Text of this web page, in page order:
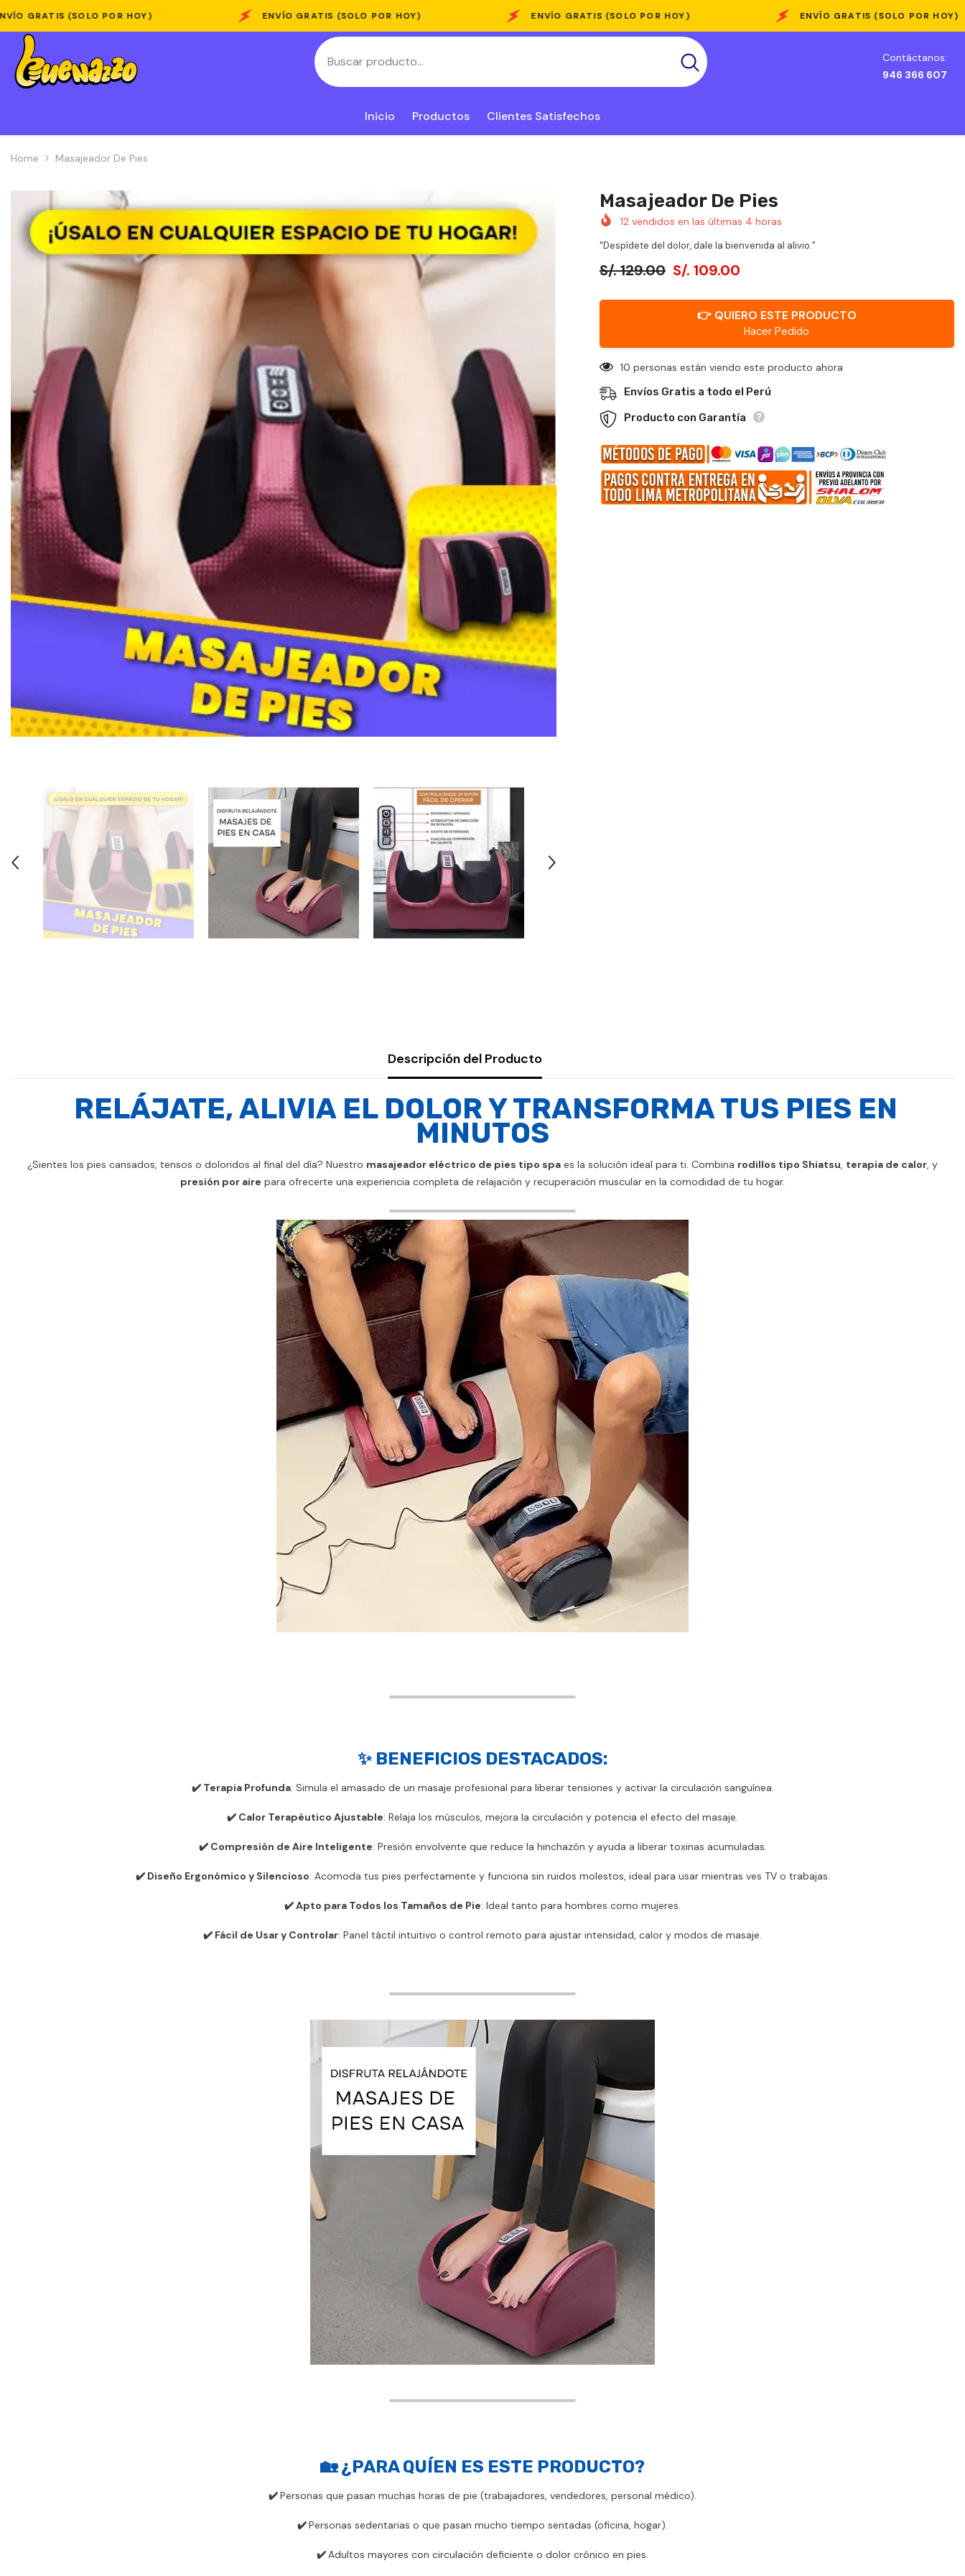
Skip To Content
POR HOY) ENVÍO GRATIS (SOLO POR HOY) ENVÍO GRATIS (SOLO POR HOY) ENVÍO GRATIS (SOLO POR HOY)
Contáctanos:
946 366 607
Inicio Productos Clientes Satisfechos
Home Masajeador De Pies
Masajeador De Pies
12vendidos en las últimas 4 horas
"Despídete del dolor, dale la bienvenida al alivio."
S/. 129.00 S/. 109.00
👉 QUIERO ESTE PRODUCTO
Hacer Pedido
30 personas están viendo este producto ahora
Envíos Gratis a todo el Perú
Producto con Garantía
Descripción del Producto
RELÁJATE, ALIVIA EL DOLOR Y TRANSFORMA TUS PIES EN
MINUTOS
¿Sientes los pies cansados, tensos o doloridos al final del día? Nuestro masajeador eléctrico de pies tipo spa es la solución ideal para ti. Combina rodillos tipo Shiatsu, terapia de calor, y
presión por aire para ofrecerte una experiencia completa de relajación y recuperación muscular en la comodidad de tu hogar.
✨ BENEFICIOS DESTACADOS:
✔️ Terapia Profunda: Simula el amasado de un masaje profesional para liberar tensiones y activar la circulación sanguínea.
✔️ Calor Terapéutico Ajustable: Relaja los músculos, mejora la circulación y potencia el efecto del masaje.
✔️ Compresión de Aire Inteligente: Presión envolvente que reduce la hinchazón y ayuda a liberar toxinas acumuladas.
✔️ Diseño Ergonómico y Silencioso: Acomoda tus pies perfectamente y funciona sin ruidos molestos, ideal para usar mientras ves TV o trabajas.
✔️Apto para Todos los Tamaños de Pie: Ideal tanto para hombres como mujeres.
✔️ Fácil de Usar y Controlar: Panel táctil intuitivo o control remoto para ajustar intensidad, calor y modos de masaje.
🏡¿PARA QUÍEN ES ESTE PRODUCTO?
✔️Personas que pasan muchas horas de pie (trabajadores, vendedores, personal médico).
✔️Personas sedentarias o que pasan mucho tiempo sentadas (oficina, hogar).
✔️Adultos mayores con circulación deficiente o dolor crónico en pies.